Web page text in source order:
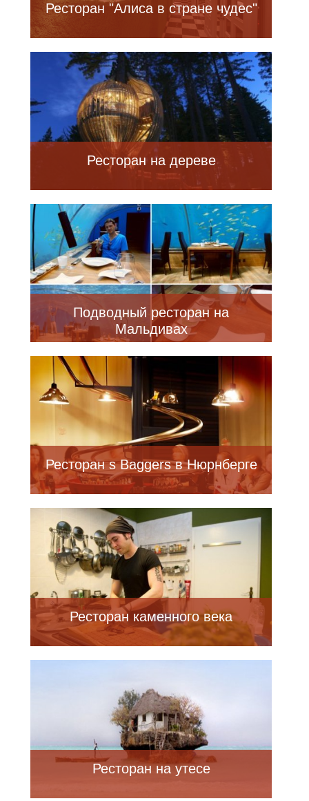
Ресторан "Алиса в стране чудес"
Ресторан на дереве
Подводный ресторан на
Мальдивах
Ресторан s Baggers в Нюрнберге
Ресторан каменного века
Ресторан на утесе